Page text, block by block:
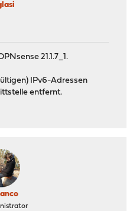
21.1.7_1.
IPv6-Adressen
entfernt.